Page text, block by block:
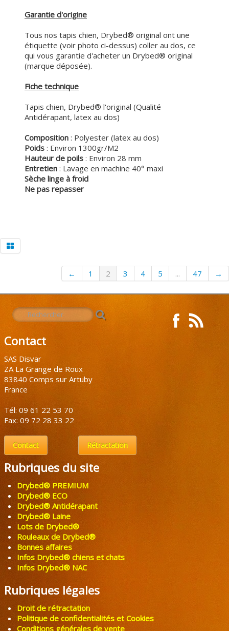
Garantie d'origine
Tous nos tapis chien, Drybed® original ont une
étiquette (voir photo ci-dessus) coller au dos, ce
qui vous garantie d'acheter un Drybed® original
(marque déposée).
Fiche technique
Tapis chien, Drybed® l'original (Qualité
Antidérapant, latex au dos)
Composition : Polyester (latex au dos)
Poids : Environ 1300gr/M2
Hauteur de poils : Environ 28 mm
Entretien : Lavage en machine 40° maxi
Sèche linge à froid
Ne pas repasser
← 1 2 3 4 5 ... 47 →
Contact
SAS Disvar
ZA La Grange de Roux
83840 Comps sur Artuby
France
Tél: 09 61 22 53 70
Fax: 09 72 28 33 22
Contact Rétractation
Rubriques du site
Drybed® PREMIUM
Drybed® ECO
Drybed® Antidérapant
Drybed® Laine
Lots de Drybed®
Rouleaux de Drybed®
Bonnes affaires
Infos Drybed® chiens et chats
Infos Drybed® NAC
Rubriques légales
Droit de rétractation
Politique de confidentialités et Cookies
Conditions générales de vente